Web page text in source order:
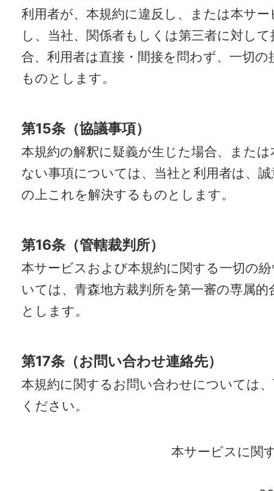
利用者が、本規約に違反し、または本サ
し、当社、関係者もしくは第三者に対し
合、利用者は直接・間接を問わず、一切の
ものとします。
第15条（協議事項）
本規約の解釈に疑義が生じた場合、また
ない事項については、当社と利用者は、
の上これを解決するものとします。
第16条（管轄裁判所）
本サービスおよび本規約に関する一切の
いては、青森地方裁判所を第一審の専属的
とします。
第17条（お問い合わせ連絡先）
本規約に関するお問い合わせについては
ください。
本サービスに関